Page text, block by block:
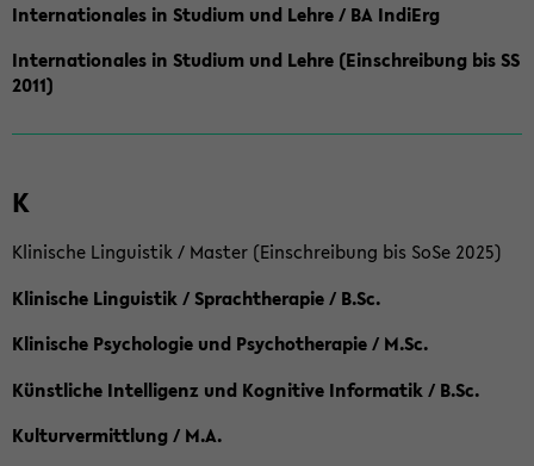
Internationales in Studium und Lehre / BA IndiErg
Internationales in Studium und Lehre (Einschreibung bis SS
2011)
K
Klinische Linguistik / Master (Einschreibung bis SoSe 2025)
Klinische Linguistik / Sprachtherapie / B.Sc.
Klinische Psychologie und Psychotherapie / M.Sc.
Künstliche Intelligenz und Kognitive Informatik / B.Sc.
Kulturvermittlung / M.A.